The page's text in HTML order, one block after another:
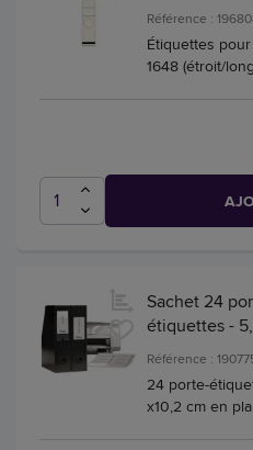
Référence :
Étiquettes
1648 (étroit/
Sachet 24
étiquettes -
Référence :
24 porte-
x10,2 cm en